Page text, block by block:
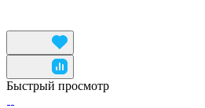
Быстрый просмотр